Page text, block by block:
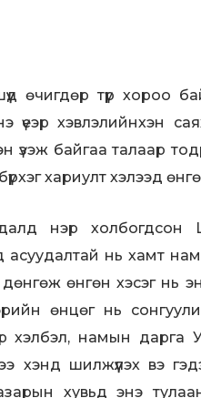
өчигдөр түр хороо
үеэр хэвлэлийнхэн
үзэж байгаа талаар
хариулт хэлээд
нэр
нь хамт
өнгөн хэсэг нь
өнцөг нь
намын дарга
хэнд шилжүүлэх вэ
хувьд энэ